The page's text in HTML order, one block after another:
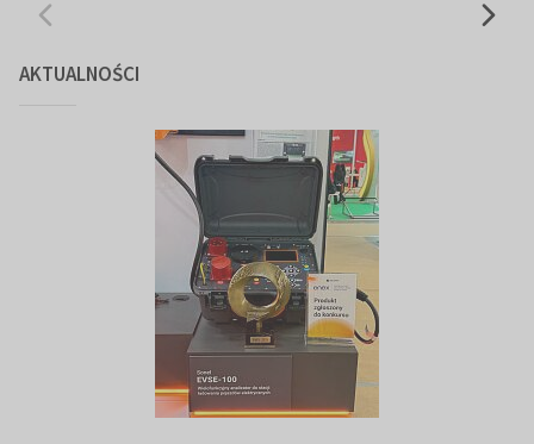
AKTUALNOŚCI